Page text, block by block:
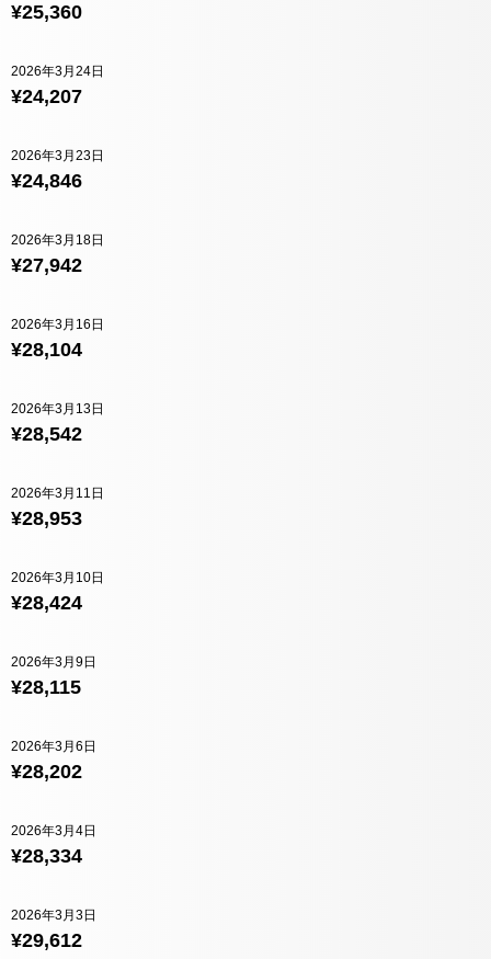
¥25,360
¥24,207
2026年3月24日
¥24,846
2026年3月23日
¥27,942
2026年3月18日
¥28,104
2026年3月16日
¥28,542
2026年3月13日
¥28,953
2026年3月11日
¥28,424
2026年3月10日
¥28,115
2026年3月9日
¥28,202
2026年3月6日
¥28,334
2026年3月4日
¥29,612
2026年3月3日